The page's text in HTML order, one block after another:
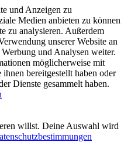
und Anzeigen zu
Medien anbieten zu können
zu analysieren. Außerdem
unserer Website an
und Analysen weiter.
möglicherweise mit
bereitgestellt haben oder
Dienste gesammelt haben.
willst. Deine Auswahl wird